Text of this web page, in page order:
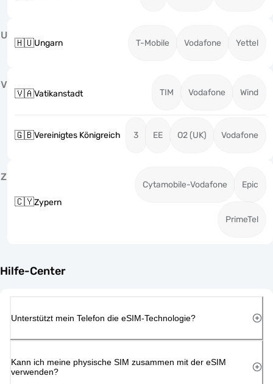
U
🇭🇺Ungarn T-Mobile Vodafone Yettel
V
🇻🇦Vatikanstadt TIM Vodafone Wind
🇬🇧Vereinigtes Königreich 3 EE O2 (UK) Vodafone
Z
🇨🇾Zypern
Cytamobile-Vodafone Epic
PrimeTel
Hilfe-Center
Unterstützt mein Telefon die eSIM-Technologie?
Kann ich meine physische SIM zusammen mit der eSIM
verwenden?